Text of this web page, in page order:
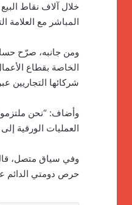
خلال آلاف نقاط
المباشر مع العلامة
ومن جانبه، صرّح
الخاصة بقطاع
شركائها التجاريين
وأضاف: “نحن
العمليات الورقية
وفي سياق متصل،
حرص دومتي الدائم